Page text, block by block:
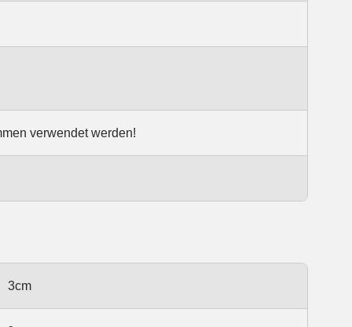
verwendet werden!
3cm